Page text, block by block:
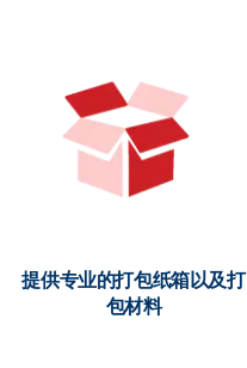
提供专业的打包纸箱以及打
包材料